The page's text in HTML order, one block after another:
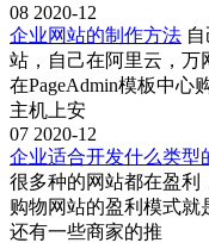
08 2020-12
企业网站的制作方法
站，自己在阿里云，万
在PageAdmin模板中心
主机上安
07 2020-12
企业适合开发什么类型
很多种的网站都在盈利
购物网站的盈利模式就
还有一些商家的推